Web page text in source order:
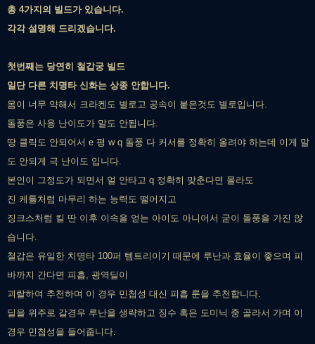
총 4가지의 빌드가 있습니다.
각각 설명해 드리겠습니다.
첫번째는 당연히 철갑궁 빌드
일단 다른 치명타 신화는 상종 안합니다.
몸이 너무 약해서 크라켄도 별로고 공속이 붙은것도 별로입니다.
돌풍은 사용 난이도가 말도 안됩니다.
땅 클릭도 안되어서 e 평 w q 돌풍 다 커서를 정확히 올려야 하는데 이게 말
도 안되게 극 난이도 입니다.
본인이 그정도가 되면서 얼 안타고 q 정확히 맞춘다면 몰라도
진 케틀처럼 마무리 하는 능력도 떨어지고
징크스처럼 킬 딴 이후 이속을 얻는 아이도 아니어서 굳이 돌풍을 가진 않
습니다.
철갑은 유일한 치명타 100퍼 템트리이기 때문에 루난과 효율이 좋으며 피
바까지 간다면 피흡, 광역딜이
괴랄하여 추천하며 이 경우 민첩성 대신 피흡 룬을 추천합니다.
딜을 위주로 갈경우 루난을 생략하고 징수 혹은 도미닉 중 골라서 가며 이
경우 민첩성을 들어줍니다.